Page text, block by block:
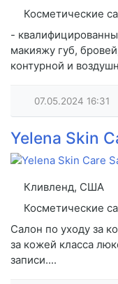
Косметические
-
макияжу губ,
контурной и
07.05.2024 16:31
Yelena Skin
Кливленд, США
Косметические
Салон по уходу за
за кожей класса
записи....